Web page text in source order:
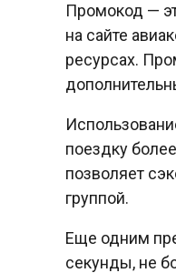
Промокод —
на сайте
ресурсах.
поездку
позволяет
группой.
Еще одним
секунды, не